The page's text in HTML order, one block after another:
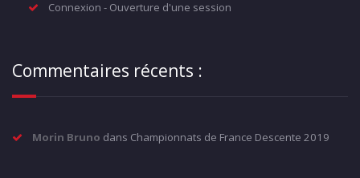
Connexion - Ouverture d'une session
Commentaires récents :
Morin Bruno dans Championnats de France Descente 2019